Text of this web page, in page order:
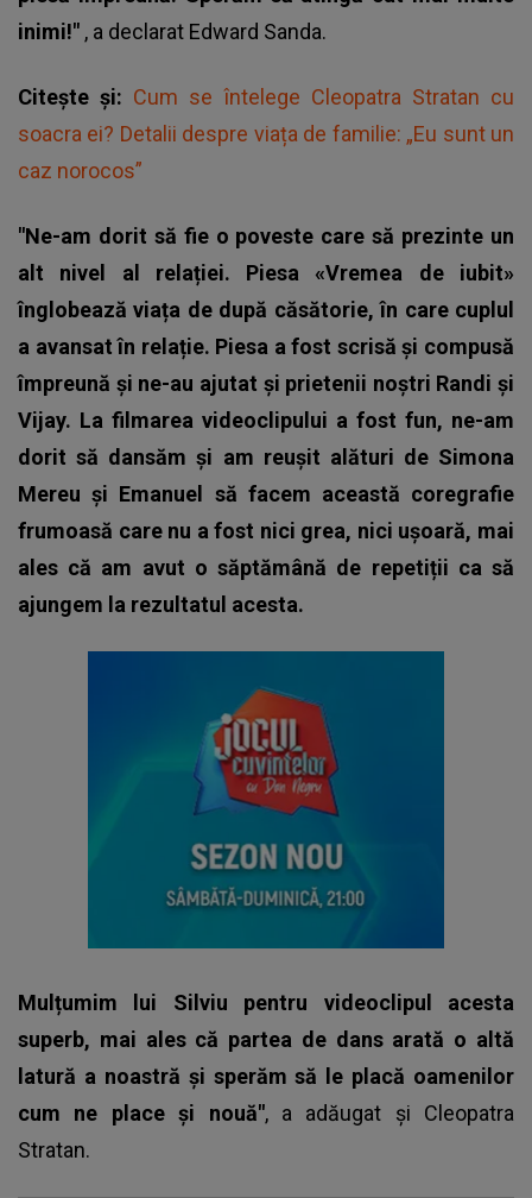
inimi!" , a declarat Edward Sanda.
Citește și: Cum se întelege Cleopatra Stratan cu
soacra ei? Detalii despre viața de familie: „Eu sunt un
caz norocos”
"Ne-am dorit să fie o poveste care să prezinte un
alt nivel al relației. Piesa «Vremea de iubit»
înglobează viața de după căsătorie, în care cuplul
a avansat în relație. Piesa a fost scrisă și compusă
împreună și ne-au ajutat și prietenii noștri Randi și
Vijay. La filmarea videoclipului a fost fun, ne-am
dorit să dansăm și am reușit alături de Simona
Mereu și Emanuel să facem această coregrafie
frumoasă care nu a fost nici grea, nici ușoară, mai
ales că am avut o săptămână de repetiții ca să
ajungem la rezultatul acesta.
Mulțumim lui Silviu pentru videoclipul acesta
superb, mai ales că partea de dans arată o altă
latură a noastră și sperăm să le placă oamenilor
cum ne place și nouă", a adăugat și Cleopatra
Stratan.